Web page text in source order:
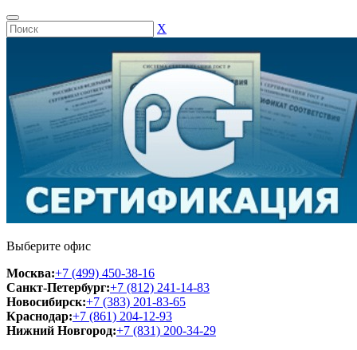
Х
Выберите офис
Москва:+7 (499) 450-38-16
Санкт-Петербург:+7 (812) 241-14-83
Новосибирск:+7 (383) 201-83-65
Краснодар:+7 (861) 204-12-93
Нижний Новгород:+7 (831) 200-34-29